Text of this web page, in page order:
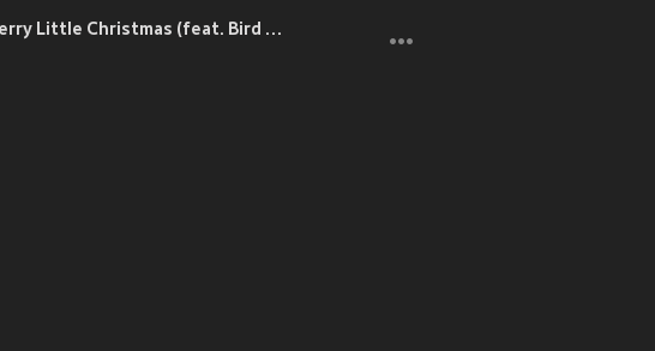
Have Yourself a Merry Little Christmas (feat. Bird Blue)